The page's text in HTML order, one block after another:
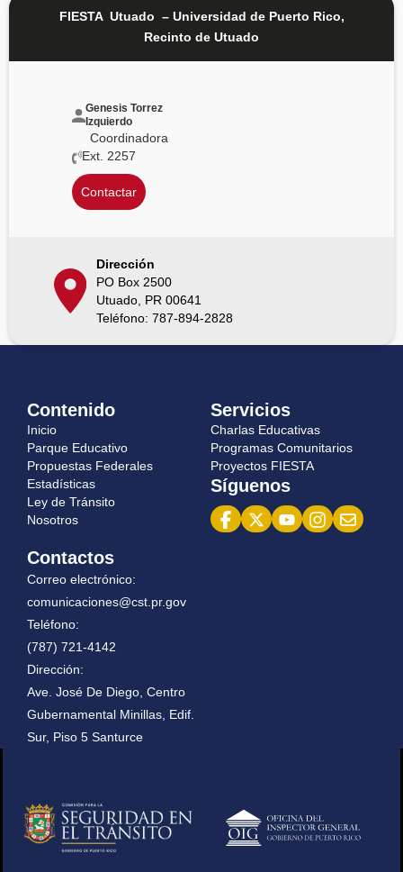
FIESTA Utuado – Universidad de Puerto Rico,
Recinto de Utuado
Genesis Torrez
Izquierdo
Coordinadora
Ext. 2257
Contactar
Dirección
PO Box 2500
Utuado, PR 00641
Teléfono: 787-894-2828
Contenido
Inicio
Parque Educativo
Propuestas Federales
Estadísticas
Ley de Tránsito‍
N‍‍osotros
Servicios
Charlas Educativas
Programas Comunitarios
Proyectos FIESTA
Síguenos
Contactos
Correo electrónico:
comunicaciones@cst.pr.gov
Teléfono:
(787) 721-4142
Dirección:
Ave. José De Diego, Centro
Gubernamental Minillas, Edif.
Sur, Piso 5 Santurce